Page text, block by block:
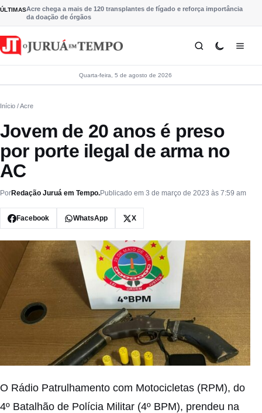
Pular para o conteúdo
ÚLTIMASAcre chega a mais de 120 transplantes de fígado e reforça importância
da doação de órgãos
Quarta-feira, 5 de agosto de 2026
Início / Acre
Jovem de 20 anos é preso
por porte ilegal de arma no
AC
PorRedação Juruá em Tempo.Publicado em 3 de março de 2023 às 7:59 am
Facebook WhatsApp X
O Rádio Patrulhamento com Motocicletas (RPM), do
4º Batalhão de Polícia Militar (4º BPM), prendeu na